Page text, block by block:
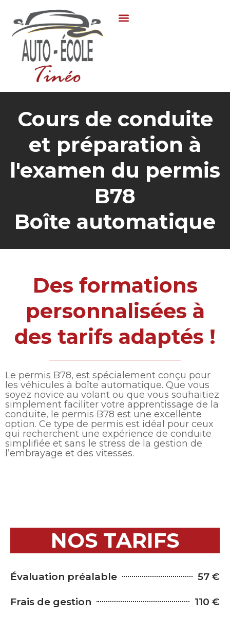
Cours de conduite
et préparation à
l'examen du permis
B78
Boîte automatique
Des formations
personnalisées à
des tarifs adaptés !
Le permis B78, est spécialement conçu pour
les véhicules à boîte automatique. Que vous
soyez novice au volant ou que vous souhaitiez
simplement faciliter votre apprentissage de la
conduite, le permis B78 est une excellente
option. Ce type de permis est idéal pour ceux
qui recherchent une expérience de conduite
simplifiée et sans le stress de la gestion de
l’embrayage et des vitesses.
NOS TARIFS
Évaluation préalable 57 €
Frais de gestion 110 €